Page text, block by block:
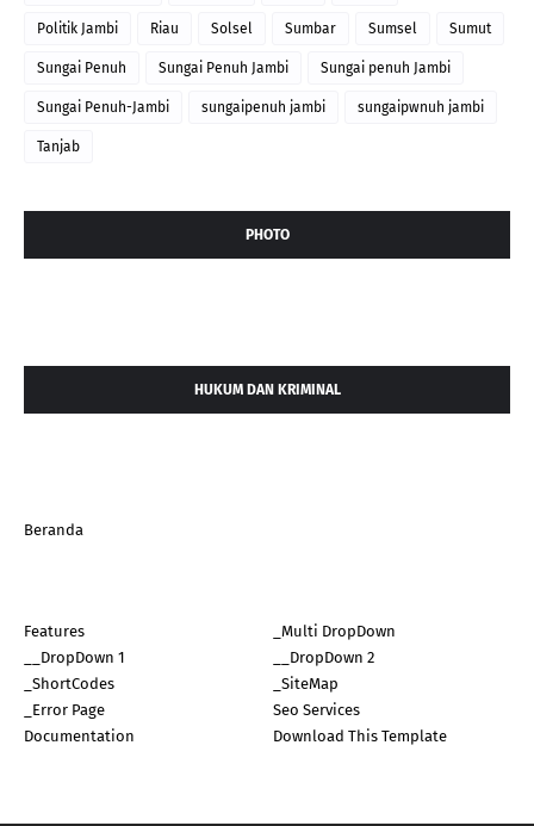
Politik Jambi Riau Solsel Sumbar Sumsel Sumut
Sungai Penuh Sungai Penuh Jambi Sungai penuh Jambi
Sungai Penuh-Jambi sungaipenuh jambi sungaipwnuh jambi
Tanjab
PHOTO
HUKUM DAN KRIMINAL
Beranda
Features
_Multi DropDown
__DropDown 1
__DropDown 2
_ShortCodes
_SiteMap
_Error Page
Seo Services
Documentation
Download This Template